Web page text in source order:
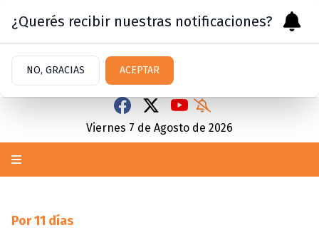
Viernes 7 de Agosto de 2026
Por 11 días
¿Querés recibir nuestras notificaciones?
NO, GRACIAS ACEPTAR